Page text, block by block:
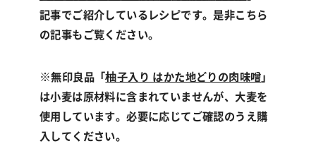
記事でご紹介しているレシピです。是非こちら
の記事もご覧ください。
※無印良品「柚子入り はかた地どりの肉味噌」
は小麦は原材料に含まれていませんが、大麦を
使用しています。必要に応じてご確認のうえ購
入してください。